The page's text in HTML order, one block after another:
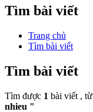
Tìm bài viết
Trang chủ
Tìm bài viết
Tìm bài viết
Tìm được 1 bài viết ,
nhieu "